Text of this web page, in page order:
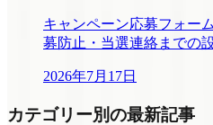
キャンペーン応募フォー
募防止・当選連絡までの
2026年7月17日
カテゴリー別の最新記事